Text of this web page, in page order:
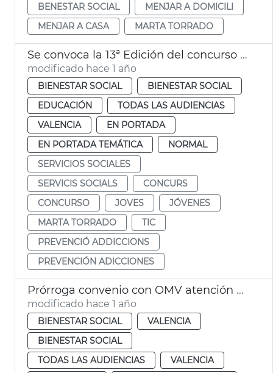
BENESTAR SOCIAL
MENJAR A DOMICILI
MENJAR A CASA
MARTA TORRADO
Se convoca la 13ª Edición del concurso K me cuentas
modificado hace 1 año
BIENESTAR SOCIAL
BIENESTAR SOCIAL
EDUCACIÓN
TODAS LAS AUDIENCIAS
VALENCIA
EN PORTADA
EN PORTADA TEMÁTICA
NORMAL
SERVICIOS SOCIALES
SERVICIS SOCIALS
CONCURS
CONCURSO
JOVES
JÓVENES
MARTA TORRADO
TIC
PREVENCIÓ ADDICCIONS
PREVENCIÓN ADICCIONES
Prórroga convenio con OMV atención personas migrantes
modificado hace 1 año
BIENESTAR SOCIAL
VALENCIA
BIENESTAR SOCIAL
TODAS LAS AUDIENCIAS
VALENCIA